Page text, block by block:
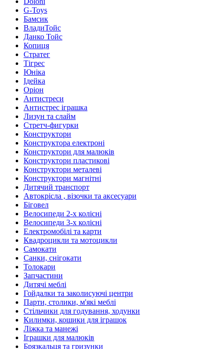
G-Toys
Бамсик
ВладиТойс
Данко Тойс
Копиця
Стратег
Тігрес
Юніка
Ідейка
Оріон
Антистреси
Антистрес іграшка
Лизун та слайм
Стретч-фигурки
Конструктори
Конструктора електроні
Конструктори для малюків
Конструктори пластикові
Конструктори металеві
Конструктори магнітні
Дитячий транспорт
Автокрісла , візочки та аксесуари
Біговел
Велосипеди 2-х колісні
Велосипеди 3-х колісні
Електромобілі та карти
Квадроцикли та мотоцикли
Самокати
Санки, снігокати
Толокари
Запчастини
Дитячі меблі
Гойдалки та заколисуючі центри
Парти, столики, м'які меблі
Стільчики для годування, ходунки
Килимки, кошики для іграшок
Ліжка та манежі
Іграшки для малюків
Брязкальця та гризунки